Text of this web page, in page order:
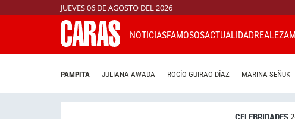
JUEVES 06 DE AGOSTO DEL 2026
NOTICIASFAMOSOSACTUALIDADREALEZA
PAMPITA JULIANA AWADA ROCÍO GUIRAO DÍAZ MARINA SEÑUK